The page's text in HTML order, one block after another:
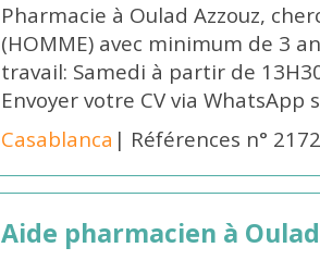
Pharmacie à Oulad Azzouz,
(HOMME) avec minimum de 3
travail: Samedi à partir de
Envoyer votre CV via WhatsApp
Casablanca | Références n°
Aide pharmacien à